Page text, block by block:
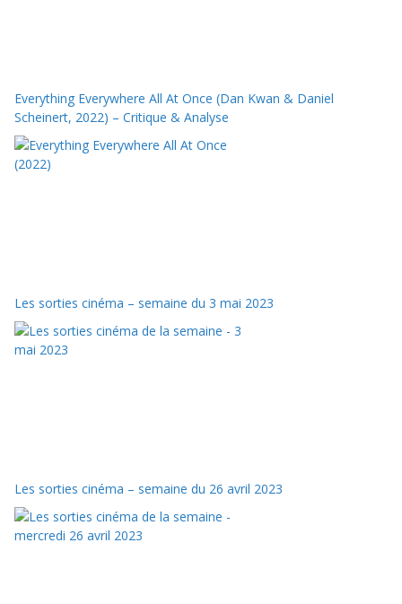
Everything Everywhere All At Once (Dan Kwan & Daniel
Scheinert, 2022) – Critique & Analyse
Les sorties cinéma – semaine du 3 mai 2023
Les sorties cinéma – semaine du 26 avril 2023